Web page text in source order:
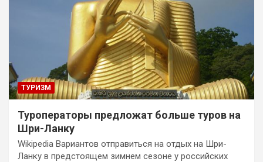
ТУРИЗМ
Туроператоры предложат больше туров на
Шри-Ланку
Wikipedia Вариантов отправиться на отдых на Шри-
Ланку в предстоящем зимнем сезоне у российских